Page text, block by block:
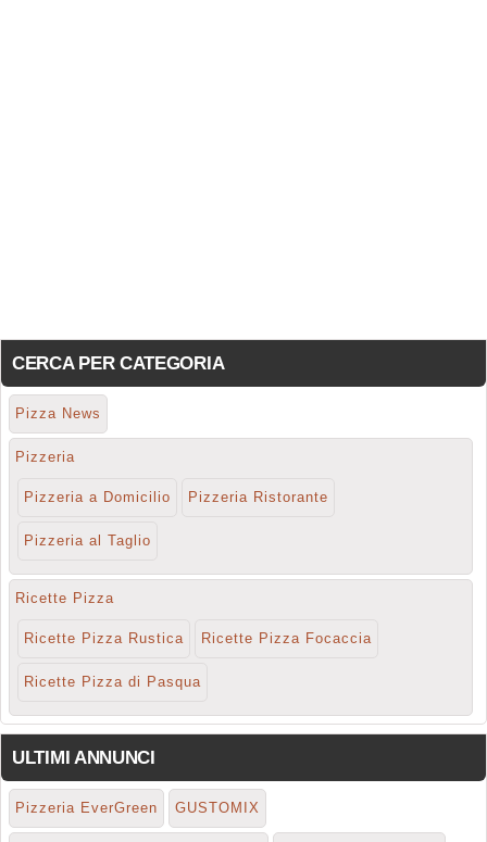
CERCA PER CATEGORIA
Pizza News
Pizzeria
Pizzeria a Domicilio Pizzeria Ristorante
Pizzeria al Taglio
Ricette Pizza
Ricette Pizza Rustica Ricette Pizza Focaccia
Ricette Pizza di Pasqua
ULTIMI ANNUNCI
Pizzeria EverGreen GUSTOMIX